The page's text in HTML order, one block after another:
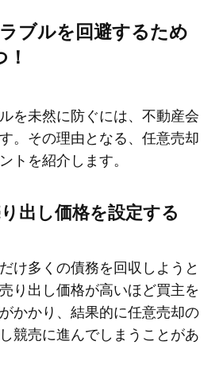
ブルを回避するため
を未然に防ぐには、不動産会
。その理由となる、任意売却
トを紹介します。
出し価格を設定する
け多くの債務を回収しようと
り出し価格が高いほど買主を
かかり、結果的に任意売却の
競売に進んでしまうことがあ